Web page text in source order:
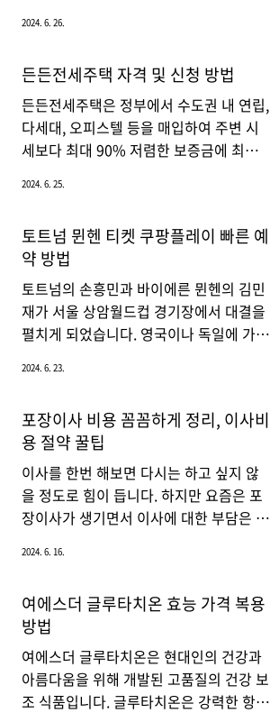
려금 정기 신청 기간은 2024년 5월 31일
신청을 하지 못한 가구는 11월 30일까지
“근로장려금 기한 후 신청” 방법으로 근로
장려금을 신청 및 수급할 수 있습니다.만
약, 이번 기한 후 신청..
으며, 이를 해결하기 위해서는 원인에 따
모의 원인, 종류, 치료법 및 예방 방법을 자
세히 살펴보겠습니다. 탈모 초기증상탈모
는 많은 사람들이 겪는 흔한 문제 중 하나
입니다. 초기 증상을 빨리 인식하고 적절
탈모의 초기 증상에는 어떤 것들이 있을까
증상 중 하나는 머리카락이 점점 가늘어지
는 것입니다. 예전보다 머리카락이 약해지
고 가늘어지면 탈모의 신호일 수 있습니
다. 맥주효모 탈모 샴푸 바로 구매 👆 두피
가 보이기 시작함머리카락이 ..
2024. 6. 26.
든든전세주택 자격 및 신청 방법
든든전세주택은 정부에서 수도권 내 연립,
다세대, 오피스텔 등을 매입하여 주변 시
세보다 최대 90% 저렴한 보증금에 최대 8
다. 6월 27일부터 입주자를 모집한다고 하
세히 알려드리겠습니다. 든든전세주택국
토부는 전세 사기 여파로 다세대 주택 기
피 현상이 커지면서 아파트 전세 시장으로
수요가 급증하는 것을 막고자 주변 시세보
다 최대 90% 저렴하게 보증금을 내면 최
도를 도입했습니다.든든전세주택은 한국
가 제공해주는 공공임대주택 정책으로, 수
도권 내 연립이나 다세대주택 등을 매입하
여 시세 대비 최대 90% 수준에서 최대 8
년을 거주할 수 있게 하는 제..
2024. 6. 25.
토트넘 뮌헨 티켓 쿠팡플레이 빠른 예
약 방법
토트넘의 손흥민과 바이에른 뮌헨의 김민
재가 서울 상암월드컵 경기장에서 대결을
펼치게 되었습니다. 영국이나 독일에 가야
수 있는 기회는 그리 흔치 않으니 이건 정
티켓팅이 쉽지 않으므로 서둘러서 예매를
해야 합니다. 📌 손흥민 VS 김민재 서둘러
예매하세요. 토트넘 뮌헨 경기 예매 👆 📌
쿠팡와우 회원 10% 할인 티켓 할인받기
👆 📌 아래 버튼 클릭하면 한 달 무료! 쿠팡
리그손흥민의 토트넘과 김민재 선수가 있
것을 상상이나 해봤지 실제로 펼쳐지다니
정말 꿈만 같은 일인 아닐 수 없습니다.또
한, 작년 K리그팀은 홍명보 감독이 이끌면
서..
2024. 6. 23.
포장이사 비용 꼼꼼하게 정리, 이사비
용 절약 꿀팁
이사를 한번 해보면 다시는 하고 싶지 않
을 정도로 힘이 듭니다. 하지만 요즘은 포
장이사가 생기면서 이사에 대한 부담은 줄
다. 그래서 오늘은 포장이사 비용 견적으
겠습니다. 포장이사란? 포장이사는 이
사 과정에서 가장 편리하고 효율적인 방
법 중 하나이며, 포장이사는 이사 업체
가 가구, 가전제품, 개인 물품 등을 포장하
고 운반하며, 새로운 집에 도착해서도 모
2024. 6. 16.
여에스더 글루타치온 효능 가격 복용
방법
여에스더 글루타치온은 현대인의 건강과
아름다움을 위해 개발된 고품질의 건강 보
조 식품입니다. 글루타치온은 강력한 항산